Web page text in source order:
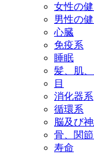
女性の
男性の
心臓
免疫系
睡眠
髪、肌
目
消化器系
循環系
脳及び
骨、関
寿命